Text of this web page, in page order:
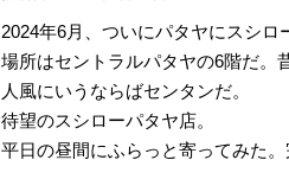
2024年6月、ついにパタヤにスシロ
場所はセントラルパタヤの6階だ。
人風にいうならばセンタンだ。
待望のスシローパタヤ店。
平日の昼間にふらっと寄ってみた